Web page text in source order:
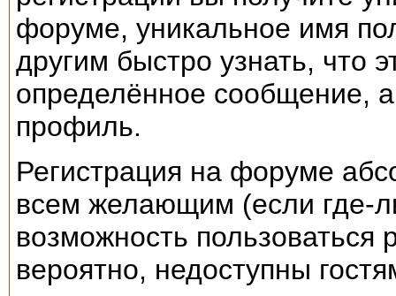
форуме, уникальное имя
другим быстро узнать, что
определённое сообщение,
профиль.
Регистрация на форуме
всем желающим (если где-
возможность
вероятно, недоступны